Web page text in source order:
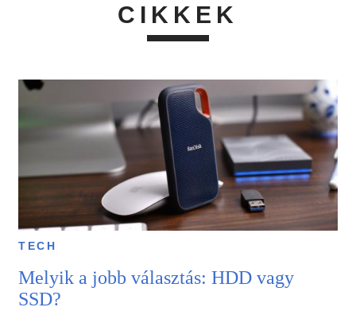
CIKKEK
TECH
Melyik a jobb választás: HDD vagy
SSD?